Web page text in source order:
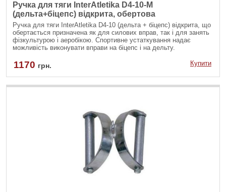
Ручка для тяги InterAtletika D4-10-M
(дельта+біцепс) відкрита, обертова
Ручка для тяги InterAtletika D4-10 (дельта + біцепс) відкрита, що
обертається призначена як для силових вправ, так і для занять
фізкультурою і аеробікою. Спортивне устаткування надає
можливість виконувати вправи на біцепс і на дельту.
1170 грн. Купити